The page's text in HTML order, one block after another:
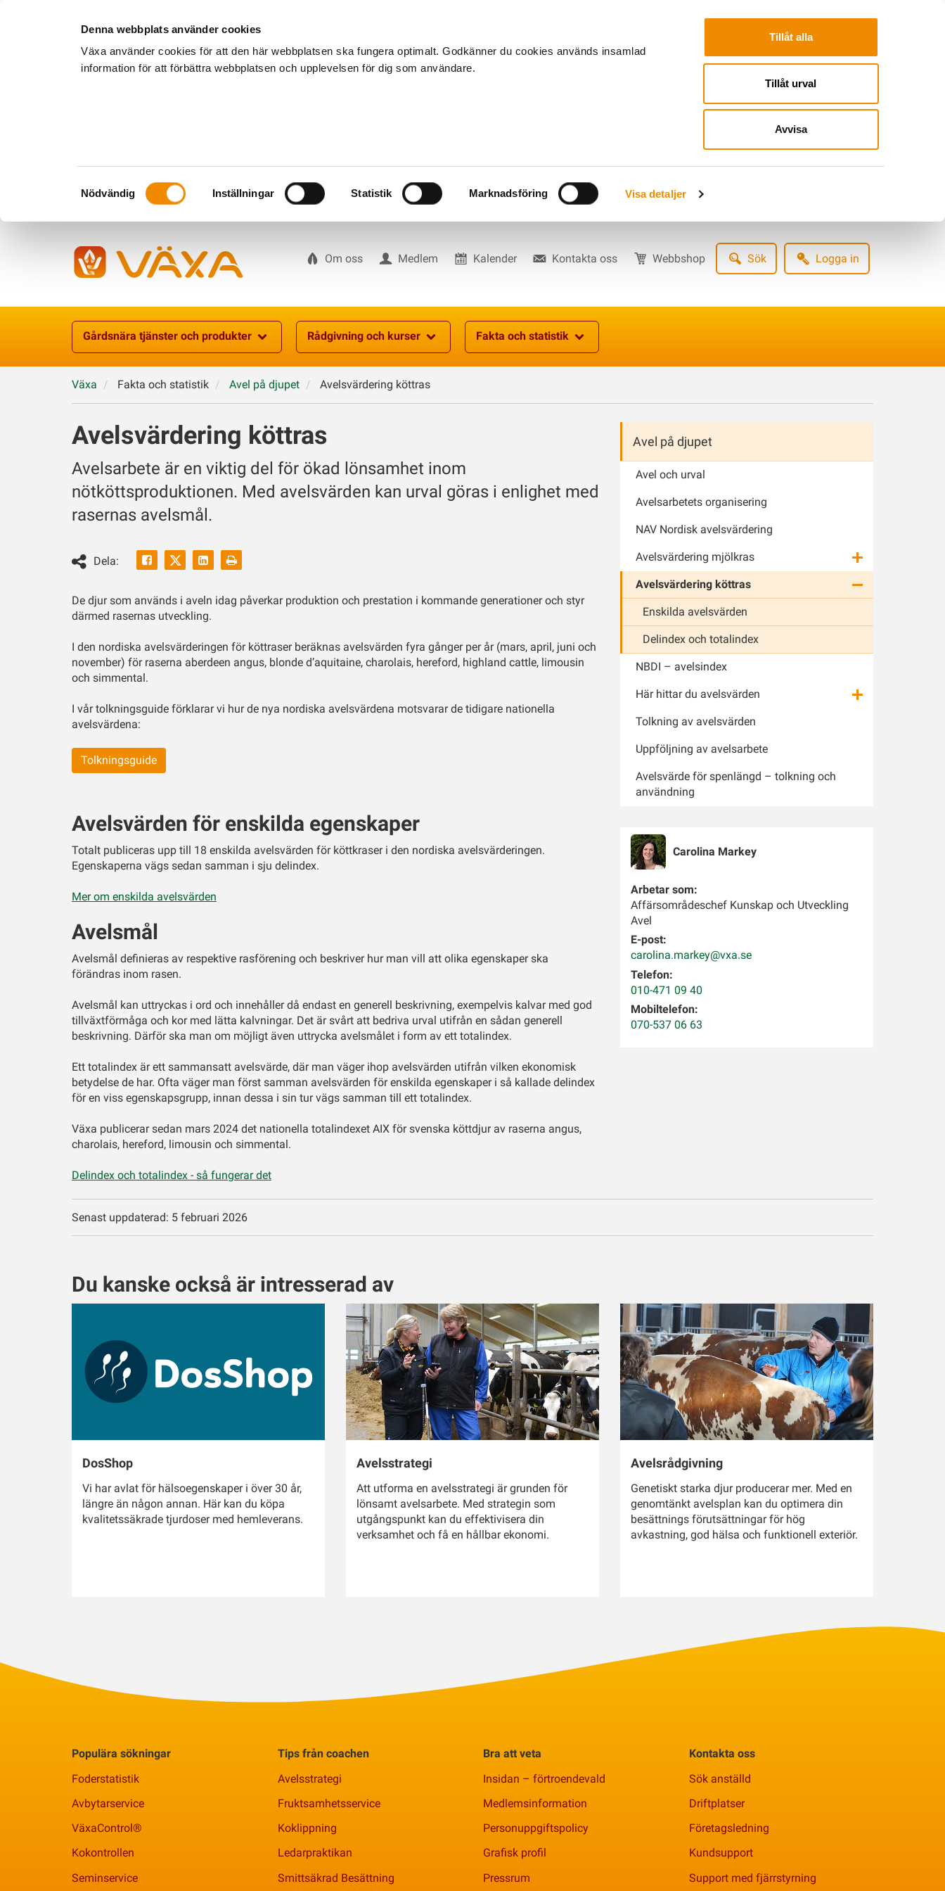
Denna webbplats använder cookies
Växa använder cookies för att den här webbplatsen ska fungera optimalt. Godkänner du cookies används insamlad
information för att förbättra webbplatsen och upplevelsen för dig som användare.
Samtyckesval
Nödvändig Inställningar Statistik Marknadsföring Visa detaljer
Tillåt alla
Tillåt urval
Avvisa
Om oss Medlem Kalender Kontakta oss Webbshop Sök Logga in
Gårdsnära tjänster och produkter
Rådgivning och kurser Fakta och statistik
Växa Fakta och statistik Avel på djupet Avelsvärdering köttras
Avelsvärdering köttras
Avelsarbete är en viktig del för ökad lönsamhet inom
nötköttsproduktionen. Med avelsvärden kan urval göras i enlighet med
rasernas avelsmål.
Dela:
Facebook LinkedinSkriv
De djur som används i aveln idag påverkar produktion och prestation i kommande generationer och styr
därmed rasernas utveckling.
I den nordiska avelsvärderingen för köttraser beräknas avelsvärden fyra gånger per år (mars, april, juni och
november) för raserna aberdeen angus, blonde d’aquitaine, charolais, hereford, highland cattle, limousin
och simmental.
I vår tolkningsguide förklarar vi hur de nya nordiska avelsvärdena motsvarar de tidigare nationella
avelsvärdena:
Tolkningsguide
Avelsvärden för enskilda egenskaper
Totalt publiceras upp till 18 enskilda avelsvärden för köttkraser i den nordiska avelsvärderingen.
Egenskaperna vägs sedan samman i sju delindex.
Mer om enskilda avelsvärden
Avelsmål
Avelsmål definieras av respektive rasförening och beskriver hur man vill att olika egenskaper ska
förändras inom rasen.
Avelsmål kan uttryckas i ord och innehåller då endast en generell beskrivning, exempelvis kalvar med god
tillväxtförmåga och kor med lätta kalvningar. Det är svårt att bedriva urval utifrån en sådan generell
beskrivning. Därför ska man om möjligt även uttrycka avelsmålet i form av ett totalindex.
Ett totalindex är ett sammansatt avelsvärde, där man väger ihop avelsvärden utifrån vilken ekonomisk
betydelse de har. Ofta väger man först samman avelsvärden för enskilda egenskaper i så kallade delindex
för en viss egenskapsgrupp, innan dessa i sin tur vägs samman till ett totalindex.
Växa publicerar sedan mars 2024 det nationella totalindexet AIX för svenska köttdjur av raserna angus,
charolais, hereford, limousin och simmental.
Delindex och totalindex - så fungerar det
Avel på djupet
Avel och urval
Avelsarbetets organisering
NAV Nordisk avelsvärdering
Avelsvärdering mjölkras
Avelsvärdering köttras
Enskilda avelsvärden
Delindex och totalindex
NBDI – avelsindex
Här hittar du avelsvärden
Tolkning av avelsvärden
Uppföljning av avelsarbete
Avelsvärde för spenlängd – tolkning och
användning
Carolina Markey
Arbetar som:
Affärsområdeschef Kunskap och Utveckling
Avel
E-post:
carolina.markey@vxa.se
Telefon:
010-471 09 40
Mobiltelefon:
070-537 06 63
Senast uppdaterad: 5 februari 2026
Du kanske också är intresserad av
DosShop
Vi har avlat för hälsoegenskaper i över 30 år,
längre än någon annan. Här kan du köpa
kvalitetssäkrade tjurdoser med hemleverans.
Avelsstrategi
Att utforma en avelsstrategi är grunden för
lönsamt avelsarbete. Med strategin som
utgångspunkt kan du effektivisera din
verksamhet och få en hållbar ekonomi.
Avelsrådgivning
Genetiskt starka djur producerar mer. Med en
genomtänkt avelsplan kan du optimera din
besättnings förutsättningar för hög
avkastning, god hälsa och funktionell exteriör.
Populära sökningar
Foderstatistik
Avbytarservice
VäxaControl®
Kokontrollen
Seminservice
Tips från coachen
Avelsstrategi
Fruktsamhetsservice
Koklippning
Ledarpraktikan
Smittsäkrad Besättning
Bra att veta
Insidan – förtroendevald
Medlemsinformation
Personuppgiftspolicy
Grafisk profil
Pressrum
Kontakta oss
Sök anställd
Driftplatser
Företagsledning
Kundsupport
Support med fjärrstyrning